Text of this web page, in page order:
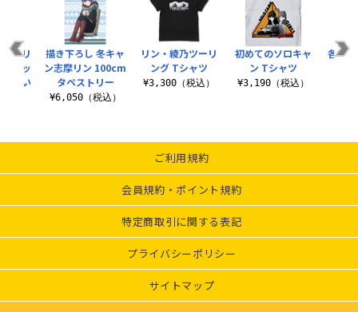
リン・綾乃ツーリ
ング Tシャツ
¥3,300（税込）
初めてのソロキャ
ン Tシャツ
¥3,190（税込）
各務
摩リ
バッ
とい
描き下ろし 冬キャ
ン志摩リン 100cm
タペストリー
¥6,050（税込）
ご利用規約
会員規約・ポイント規約
特定商取引に関する表記
プライバシーポリシー
サイトマップ